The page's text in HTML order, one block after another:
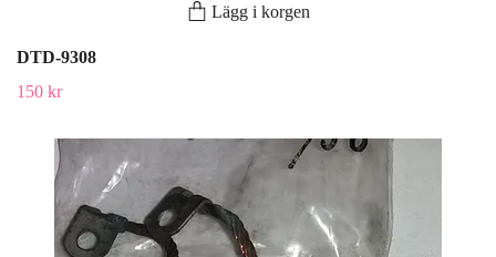
Lägg i korgen
DTD-9308
150 kr